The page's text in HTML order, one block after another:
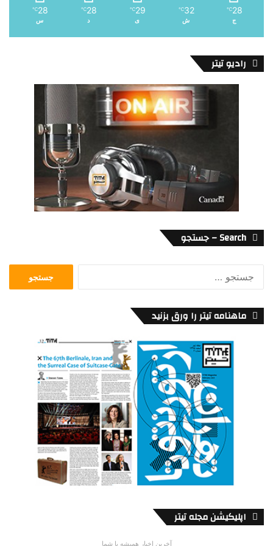
28
℃
ج
32
℃
ش
29
℃
ی
28
℃
د
28
℃
س
رادیو تیتر
Search – جستجو
ماهنامه تیتر را ورق بزنید
اپلیکیشن مجله تیتر
آخرین اخبار همیشه با شما